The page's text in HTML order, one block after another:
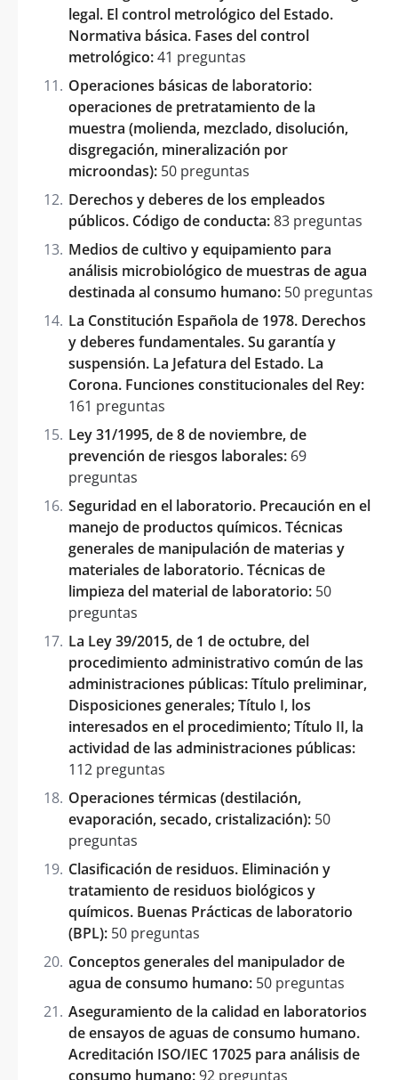
legal. El control metrológico del Estado.
Normativa básica. Fases del control
metrológico:41 preguntas
Operaciones básicas de laboratorio:
operaciones de pretratamiento de la
muestra (molienda, mezclado, disolución,
disgregación, mineralización por
microondas): 50 preguntas
Derechos y deberes de los empleados
públicos. Código de conducta:83 preguntas
Medios de cultivo y equipamiento para
análisis microbiológico de muestras de agua
destinada al consumo humano: 50 preguntas
La Constitución Española de 1978. Derechos
y deberes fundamentales. Su garantía y
suspensión. La Jefatura del Estado. La
Corona. Funciones constitucionales del Rey:
161 preguntas
Ley 31/1995, de 8 de noviembre, de
prevención de riesgos laborales: 69
preguntas
Seguridad en el laboratorio. Precaución en el
manejo de productos químicos. Técnicas
generales de manipulación de materias y
materiales de laboratorio. Técnicas de
limpieza del material de laboratorio: 50
preguntas
La Ley 39/2015, de 1 de octubre, del
procedimiento administrativo común de las
administraciones públicas: Título preliminar,
Disposiciones generales; Título I, los
interesados en el procedimiento; Título II, la
actividad de las administraciones públicas:
112 preguntas
Operaciones térmicas (destilación,
evaporación, secado, cristalización): 50
preguntas
Clasificación de residuos. Eliminación y
tratamiento de residuos biológicos y
químicos. Buenas Prácticas de laboratorio
(BPL): 50 preguntas
Conceptos generales del manipulador de
agua de consumo humano: 50 preguntas
Aseguramiento de la calidad en laboratorios
de ensayos de aguas de consumo humano.
Acreditación ISO/IEC 17025 para análisis de
consumo humano:92 preguntas